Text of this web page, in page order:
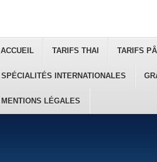
ACCUEIL TARIFS THAI TARIFS
SPÉCIALITÉS INTERNATIONALES
MENTIONS LÉGALES